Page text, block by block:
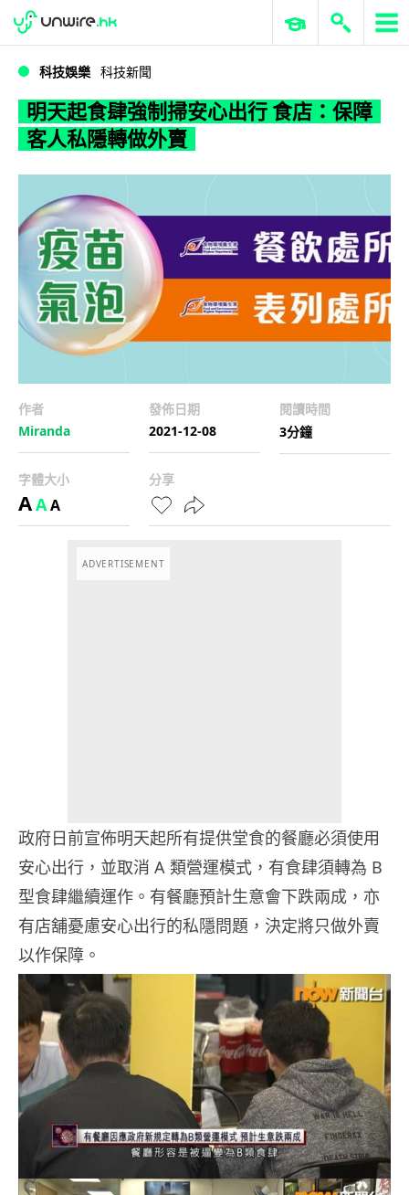
WWDC 2026 ERP 與商業 AI
科技娛樂 科技新聞
明天起食肆強制掃安心出行 食店：保障
客人私隱轉做外賣
作者
Miranda
發佈日期
2021-12-08
閱讀時間
3分鐘
字體大小
AAA
分享
ADVERTISEMENT
政府日前宣佈明天起所有提供堂食的餐廳必須使用
安心出行，並取消 A 類營運模式，有食肆須轉為 B
型食肆繼續運作。有餐廳預計生意會下跌兩成，亦
有店舖憂慮安心出行的私隱問題，決定將只做外賣
以作保障。